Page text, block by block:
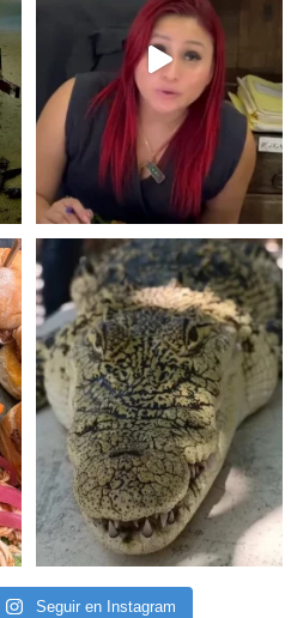
Seguir en Instagram